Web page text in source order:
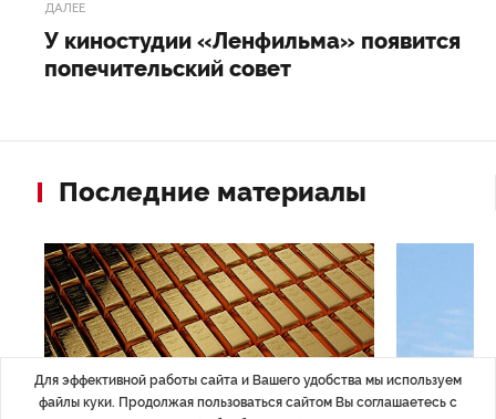
ДАЛЕЕ
У киностудии «Ленфильма» появится
попечительский совет
Последние материалы
Для эффективной работы сайта и Вашего удобства мы используем
файлы куки. Продолжая пользоваться сайтом Вы соглашаетесь с